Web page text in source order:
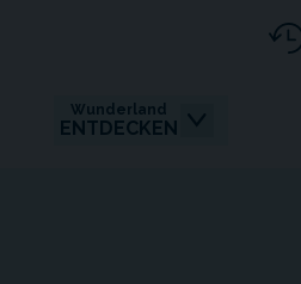
Wunderland
ENTDECKEN